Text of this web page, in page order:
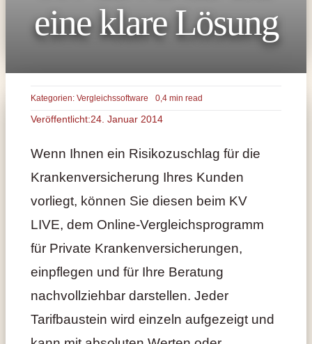
eine klare Lösung
Kategorien: Vergleichssoftware 0,4 min read
Veröffentlicht:24. Januar 2014
Wenn Ihnen ein Risikozuschlag für die
Krankenversicherung Ihres Kunden
vorliegt, können Sie diesen beim KV
LIVE, dem Online-Vergleichsprogramm
für Private Krankenversicherungen,
einpflegen und für Ihre Beratung
nachvollziehbar darstellen. Jeder
Tarifbaustein wird einzeln aufgezeigt und